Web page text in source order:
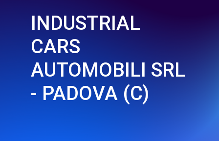
INDUSTRIAL
CARS
AUTOMOBILI SRL
- PADOVA (C)